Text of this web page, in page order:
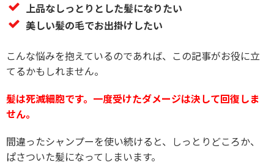
上品なしっとりとした髪になりたい
美しい髪の毛でお出掛けしたい
こんな悩みを抱えているのであれば、この記事がお役に立
てるかもしれません。
髪は死滅細胞です。一度受けたダメージは決して回復しま
せん。
間違ったシャンプーを使い続けると、しっとりどころか、
ぱさついた髪になってしまいます。